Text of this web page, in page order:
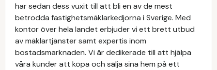
har sedan dess vuxit till att bli en av de mest
betrodda fastighetsmäklarkedjorna i Sverige. Med
kontor över hela landet erbjuder vi ett brett utbud
av mäklartjänster samt expertis inom
bostadsmarknaden. Vi är dedikerade till att hjälpa
våra kunder att köpa och sälja sina hem på ett